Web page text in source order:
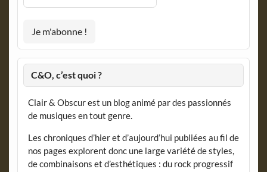
C&O, c’est quoi ?
Clair & Obscur est un blog animé par des passionnés
de musiques en tout genre.
Les chroniques d’hier et d’aujourd’hui publiées au fil de
nos pages explorent donc une large variété de styles,
de combinaisons et d’esthétiques : du rock progressif